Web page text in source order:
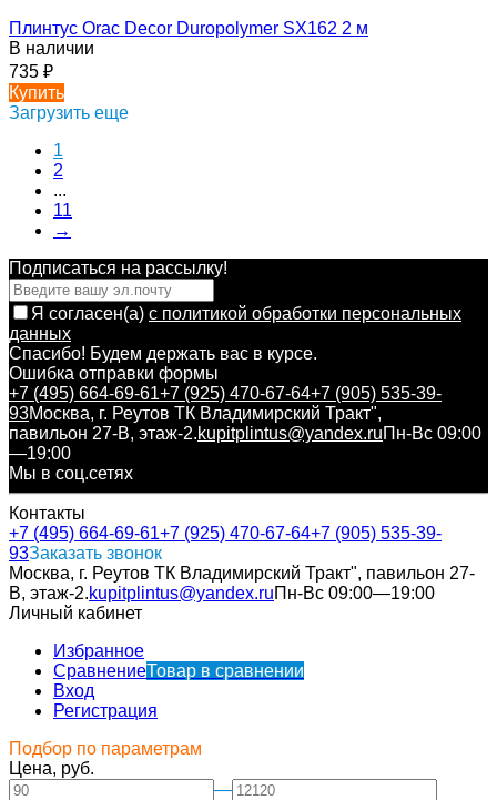
Плинтус Orac Decor Duropolymer SX162 2 м
В наличии
735 ₽
Купить
Загрузить еще
1
2
...
11
→
Подписаться на рассылкy!
Я согласен(a) с политикой обработки персональных
данных
Спасибо! Будем держать вас в курсе.
Ошибка отправки формы
+7 (495) 664-69-61+7 (925) 470-67-64+7 (905) 535-39-
93Москва, г. Реутов ТК Владимирский Тракт",
павильон 27-В, этаж-2.kupitplintus@yandex.ruПн-Вс 09:00
—19:00
Мы в соц.сетях
Контакты
+7 (495) 664-69-61+7 (925) 470-67-64+7 (905) 535-39-
93Заказать звонок
Москва, г. Реутов ТК Владимирский Тракт", павильон 27-
В, этаж-2.kupitplintus@yandex.ruПн-Вс 09:00—19:00
Личный кабинет
Избранное
СравнениеТовар в сравнении
Вход
Регистрация
Подбор по параметрам
Цена, руб.
—